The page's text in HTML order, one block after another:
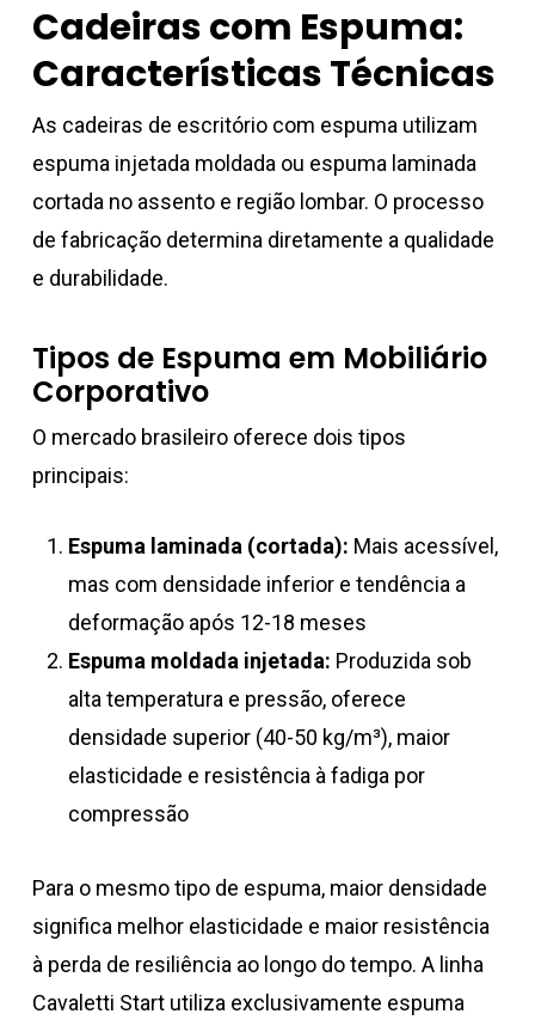
Cadeiras com Espuma:
Características Técnicas
As cadeiras de escritório com espuma utilizam
espuma injetada moldada ou espuma laminada
cortada no assento e região lombar. O processo
de fabricação determina diretamente a qualidade
e durabilidade.
Tipos de Espuma em Mobiliário
Corporativo
O mercado brasileiro oferece dois tipos
principais:
Espuma laminada (cortada): Mais acessível,
mas com densidade inferior e tendência a
deformação após 12-18 meses
Espuma moldada injetada: Produzida sob
alta temperatura e pressão, oferece
densidade superior (40-50 kg/m³), maior
elasticidade e resistência à fadiga por
compressão
Para o mesmo tipo de espuma, maior densidade
significa melhor elasticidade e maior resistência
à perda de resiliência ao longo do tempo. A linha
Cavaletti Start utiliza exclusivamente espuma